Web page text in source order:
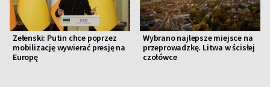
Zełenski: Putin chce poprzez
mobilizację wywierać presję na
Europę
Wybrano najlepsze miejsce na
przeprowadzkę. Litwa w ścisłej
czołówce